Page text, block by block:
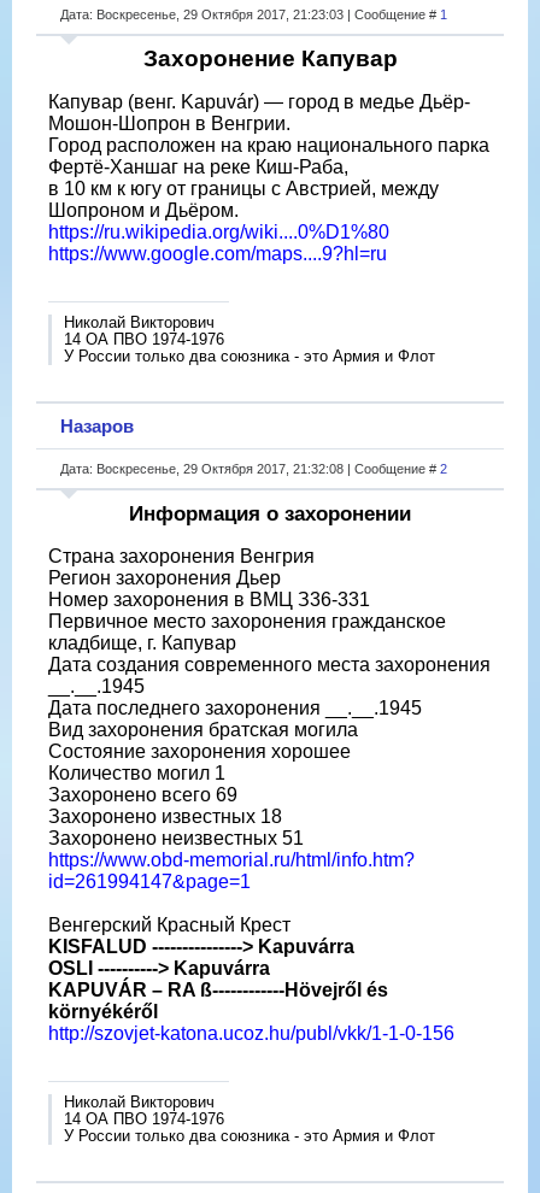
Дата: Воскресенье, 29 Октября 2017, 21:23:03 | Сообщение # 1
Захоронение Капувар
Капувар (венг. Kapuvár) — город в медье Дьёр-
Мошон-Шопрон в Венгрии.
Город расположен на краю национального парка
Фертё-Ханшаг на реке Киш-Раба,
в 10 км к югу от границы с Австрией, между
Шопроном и Дьёром.
https://ru.wikipedia.org/wiki....0%D1%80
https://www.google.com/maps....9?hl=ru
Николай Викторович
14 ОА ПВО 1974-1976
У России только два союзника - это Армия и Флот
Назаров
Дата: Воскресенье, 29 Октября 2017, 21:32:08 | Сообщение # 2
Информация о захоронении
Страна захоронения Венгрия
Регион захоронения Дьер
Номер захоронения в ВМЦ З36-331
Первичное место захоронения гражданское
кладбище, г. Капувар
Дата создания современного места захоронения
__.__.1945
Дата последнего захоронения __.__.1945
Вид захоронения братская могила
Состояние захоронения хорошее
Количество могил 1
Захоронено всего 69
Захоронено известных 18
Захоронено неизвестных 51
https://www.obd-memorial.ru/html/info.htm?
id=261994147&page=1
Венгерский Красный Крест
KISFALUD ---------------> Kapuvárra
OSLI ----------> Kapuvárra
KAPUVÁR – RA ß------------Hövejről és
környékéről
http://szovjet-katona.ucoz.hu/publ/vkk/1-1-0-156
Николай Викторович
14 ОА ПВО 1974-1976
У России только два союзника - это Армия и Флот